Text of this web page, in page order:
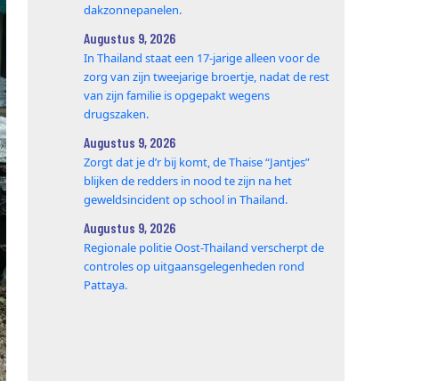
dakzonnepanelen.
Augustus 9, 2026
In Thailand staat een 17‑jarige alleen voor de
zorg van zijn tweejarige broertje, nadat de rest
van zijn familie is opgepakt wegens
drugszaken.
Augustus 9, 2026
Zorgt dat je d’r bij komt, de Thaise “Jantjes”
blijken de redders in nood te zijn na het
geweldsincident op school in Thailand.
Augustus 9, 2026
Regionale politie Oost-Thailand verscherpt de
controles op uitgaansgelegenheden rond
Pattaya.